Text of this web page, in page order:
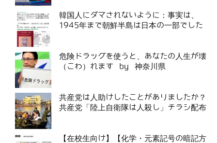
韓国人にダマされないように：事実は、
1945年まで朝鮮半島は日本の一部でした
危険ドラッグを使うと、あなたの人生が壊
（こわ）れます by 神奈川県
共産党は人助けしたことがありましたか？
共産党「陸上自衛隊は人殺し」チラシ配布
【在校生向け】【化学・元素記号の暗記方